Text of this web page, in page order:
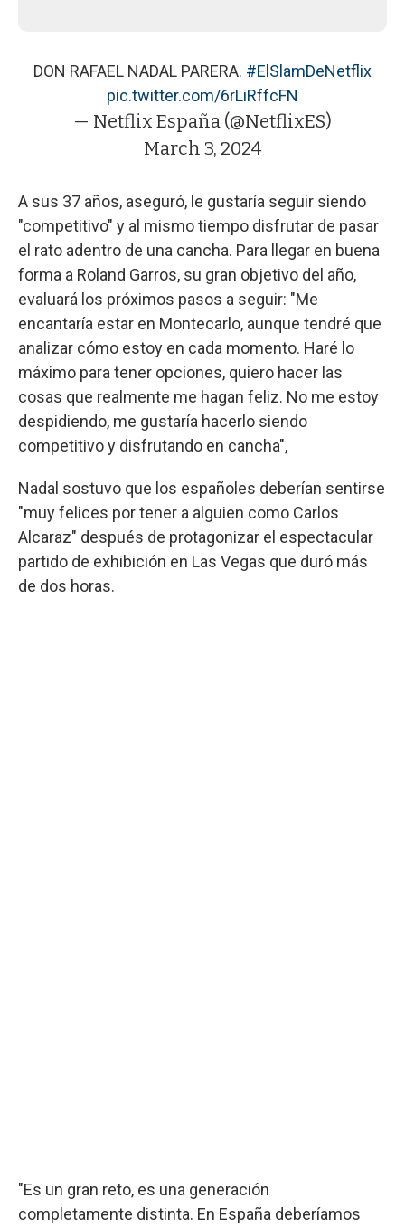
DON RAFAEL NADAL PARERA. #ElSlamDeNetflix
pic.twitter.com/6rLiRffcFN
— Netflix España (@NetflixES)
March 3, 2024
A sus 37 años, aseguró, le gustaría seguir siendo
"competitivo" y al mismo tiempo disfrutar de pasar
el rato adentro de una cancha. Para llegar en buena
forma a Roland Garros, su gran objetivo del año,
evaluará los próximos pasos a seguir: "Me
encantaría estar en Montecarlo, aunque tendré que
analizar cómo estoy en cada momento. Haré lo
máximo para tener opciones, quiero hacer las
cosas que realmente me hagan feliz. No me estoy
despidiendo, me gustaría hacerlo siendo
competitivo y disfrutando en cancha",
Nadal sostuvo que los españoles deberían sentirse
"muy felices por tener a alguien como Carlos
Alcaraz" después de protagonizar el espectacular
partido de exhibición en Las Vegas que duró más
de dos horas.
"Es un gran reto, es una generación
completamente distinta. En España deberíamos